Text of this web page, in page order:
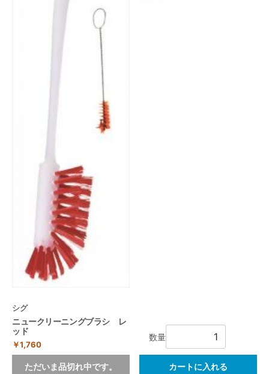
シグ
ニュークリーニングブラシ レ
ッド
￥1,760
ただいま品切れ中です。
数量
カートに入れる